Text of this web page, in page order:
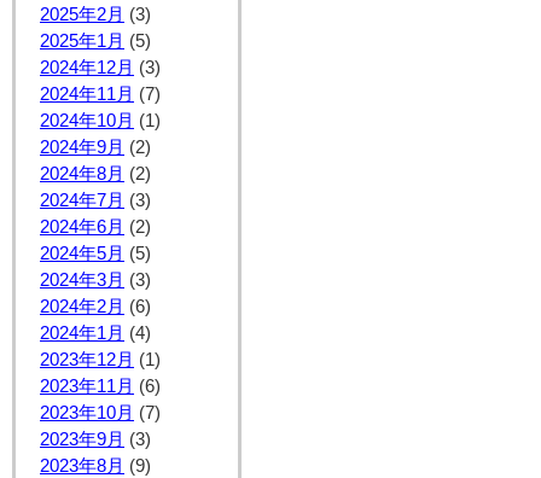
2025年2月 (3)
2025年1月 (5)
2024年12月 (3)
2024年11月 (7)
2024年10月 (1)
2024年9月 (2)
2024年8月 (2)
2024年7月 (3)
2024年6月 (2)
2024年5月 (5)
2024年3月 (3)
2024年2月 (6)
2024年1月 (4)
2023年12月 (1)
2023年11月 (6)
2023年10月 (7)
2023年9月 (3)
2023年8月 (9)